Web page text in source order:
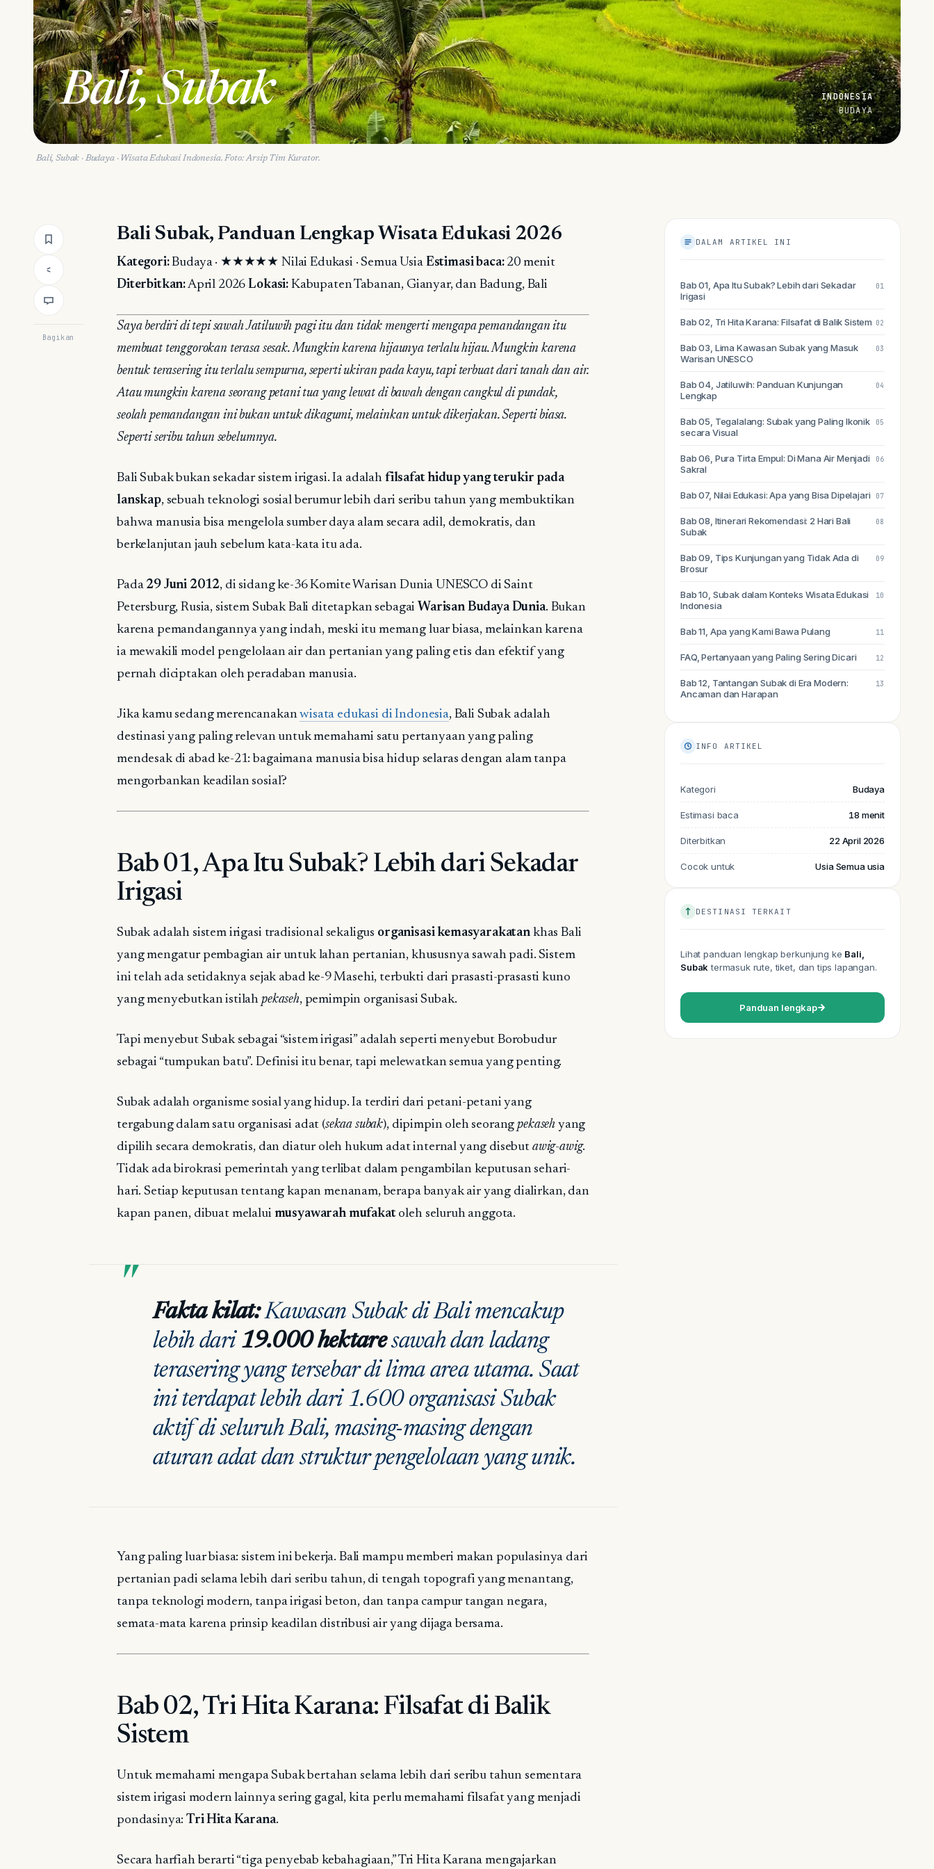
Bali, Subak
INDONESIA
BUDAYA
Bali, Subak · Budaya· Wisata Edukasi Indonesia. Foto: Arsip Tim Kurator.
Bagikan
Bali Subak, Panduan Lengkap Wisata Edukasi 2026
Kategori:Budaya · ★★★★★ Nilai Edukasi · Semua Usia Estimasi baca:20 menit
Diterbitkan:April 2026Lokasi: Kabupaten Tabanan, Gianyar, dan Badung, Bali
Saya berdiri di tepi sawah Jatiluwih pagi itu dan tidak mengerti mengapa pemandangan itu
membuat tenggorokan terasa sesak. Mungkin karena hijaunya terlalu hijau. Mungkin karena
bentuk terasering itu terlalu sempurna, seperti ukiran pada kayu, tapi terbuat dari tanah dan air.
Atau mungkin karena seorang petani tua yang lewat di bawah dengan cangkul di pundak,
seolah pemandangan ini bukan untuk dikagumi, melainkan untuk dikerjakan. Seperti biasa.
Seperti seribu tahun sebelumnya.
Bali Subak bukan sekadar sistem irigasi. Ia adalah filsafat hidup yang terukir pada
lanskap, sebuah teknologi sosial berumur lebih dari seribu tahun yang membuktikan
bahwa manusia bisa mengelola sumber daya alam secara adil, demokratis, dan
berkelanjutan jauh sebelum kata-kata itu ada.
Pada 29 Juni 2012, di sidang ke-36 Komite Warisan Dunia UNESCO di Saint
Petersburg, Rusia, sistem Subak Bali ditetapkan sebagai Warisan Budaya Dunia. Bukan
karena pemandangannya yang indah, meski itu memang luar biasa, melainkan karena
ia mewakili model pengelolaan air dan pertanian yang paling etis dan efektif yang
pernah diciptakan oleh peradaban manusia.
Jika kamu sedang merencanakanwisata edukasi di Indonesia, Bali Subak adalah
destinasi yang paling relevan untuk memahami satu pertanyaan yang paling
mendesak di abad ke-21: bagaimana manusia bisa hidup selaras dengan alam tanpa
mengorbankan keadilan sosial?
Bab 01, Apa Itu Subak? Lebih dari Sekadar
Irigasi
Subak adalah sistem irigasi tradisional sekaligus organisasi kemasyarakatankhas Bali
yang mengatur pembagian air untuk lahan pertanian, khususnya sawah padi. Sistem
ini telah ada setidaknya sejak abad ke-9 Masehi, terbukti dari prasasti-prasasti kuno
yang menyebutkan istilah pekaseh, pemimpin organisasi Subak.
Tapi menyebut Subak sebagai “sistem irigasi” adalah seperti menyebut Borobudur
sebagai “tumpukan batu”. Definisi itu benar, tapi melewatkan semua yang penting.
Subak adalah organisme sosial yang hidup. Ia terdiri dari petani-petani yang
tergabung dalam satu organisasi adat (sekaa subak), dipimpin oleh seorangpekaseh yang
dipilih secara demokratis, dan diatur oleh hukum adat internal yang disebut awig-awig.
Tidak ada birokrasi pemerintah yang terlibat dalam pengambilan keputusan sehari-
hari. Setiap keputusan tentang kapan menanam, berapa banyak air yang dialirkan, dan
kapan panen, dibuat melalui musyawarah mufakatoleh seluruh anggota.
Fakta kilat:Kawasan Subak di Bali mencakup
lebih dari 19.000 hektaresawah dan ladang
terasering yang tersebar di lima area utama. Saat
ini terdapat lebih dari 1.600 organisasi Subak
aktif di seluruh Bali, masing-masing dengan
aturan adat dan struktur pengelolaan yang unik.
Yang paling luar biasa: sistem ini bekerja. Bali mampu memberi makan populasinya dari
pertanian padi selama lebih dari seribu tahun, di tengah topografi yang menantang,
tanpa teknologi modern, tanpa irigasi beton, dan tanpa campur tangan negara,
semata-mata karena prinsip keadilan distribusi air yang dijaga bersama.
Bab 02, Tri Hita Karana: Filsafat di Balik
Sistem
Untuk memahami mengapa Subak bertahan selama lebih dari seribu tahun sementara
sistem irigasi modern lainnya sering gagal, kita perlu memahami filsafat yang menjadi
pondasinya:Tri Hita Karana.
Secara harfiah berarti “tiga penyebab kebahagiaan,” Tri Hita Karana mengajarkan
DALAM ARTIKEL INI
Bab 01, Apa Itu Subak? Lebih dari Sekadar
Irigasi
01
Bab 02, Tri Hita Karana: Filsafat di Balik Sistem 02
Bab 03, Lima Kawasan Subak yang Masuk
Warisan UNESCO
03
Bab 04, Jatiluwih: Panduan Kunjungan
Lengkap
04
Bab 05, Tegalalang: Subak yang Paling Ikonik
secara Visual
05
Bab 06, Pura Tirta Empul: Di Mana Air Menjadi
Sakral
06
Bab 07, Nilai Edukasi: Apa yang Bisa Dipelajari 07
Bab 08, Itinerari Rekomendasi: 2 Hari Bali
Subak
08
Bab 09, Tips Kunjungan yang Tidak Ada di
Brosur
09
Bab 10, Subak dalam Konteks Wisata Edukasi
Indonesia
10
Bab 11, Apa yang Kami Bawa Pulang 11
FAQ, Pertanyaan yang Paling Sering Dicari 12
Bab 12, Tantangan Subak di Era Modern:
Ancaman dan Harapan
13
INFO ARTIKEL
Kategori Budaya
Estimasi baca 18 menit
Diterbitkan 22 April 2026
Cocok untuk UsiaSemua usia
DESTINASI TERKAIT
Lihat panduan lengkap berkunjung ke Bali,
Subak termasuk rute, tiket, dan tips lapangan.
Panduan lengkap